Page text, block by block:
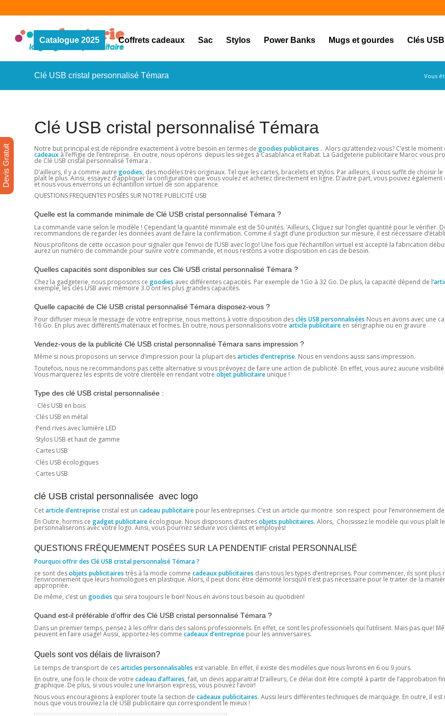
Catalogue 2025 Coffrets cadeaux Sac Stylos Power Banks Mugs et gourdes Clés USB
Clé USB cristal personnalisé Témara Vous
Clé USB cristal personnalisé Témara
Notre but principal est de répondre exactement à votre besoin en termes de goodies publicitaires . Alors qu’attendez-vous? C’est le
cadeaux à l’effigie de l’entreprise. En outre, nous opérons depuis les sièges à Casablanca et Rabat. La Gadgeterie publicitaire Maroc vous
de Clé USB cristal personnalisé Témara .
D’ailleurs, il y a comme autre goodies, des modèles très originaux. Tel que les cartes, bracelets et stylos. Par ailleurs, il vous suffit de choisir
plaît le plus. Ainsi, essayez d’appliquer la configuration que vous voulez et achetez directement en ligne. D’autre part, vous pouvez
et nous vous enverrons un échantillon virtuel de son apparence.
QUESTIONS FREQUENTES POSÉES SUR NOTRE PUBLICITÉ USB
Quelle est la commande minimale de Clé USB cristal personnalisé Témara ?
La commande varie selon le modèle ! Cependant la quantité minimale est de 50 unités. ‘Ailleurs, Cliquez sur l’onglet quantité pour le vérifier.
recommandons de regarder les données avant de faire la confirmation. Comme il s’agit d’une production sur mesure, il est nécessaire
Nous profitons de cette occasion pour signaler que l’envoi de l’USB avec logo! Une fois que l’échantillon virtuel est accepté la fabrication
aurez un numéro de commande pour suivre votre commande, et nous restons a votre disposition en cas de besoin.
Quelles capacités sont disponibles sur ces Clé USB cristal personnalisé Témara ?
Chez la gadgeterie, nous proposons ce goodies avec différentes capacités. Par exemple de 1Go à 32 ​​Go. De plus, la capacité dépend de l
exemple, les clés USB avec mémoire 3.0 ont les plus grandes capacités.
Quelle capacité de Clé USB cristal personnalisé Témara disposez-vous ?
Pour diffuser mieux le message de votre entreprise, nous mettons à votre disposition desclés USB personnalisées Nous en avons avec une
16 Go. En plus avec différents matériaux et formes. En outre, nous personnalisons votre article publicitaire en sérigraphie ou en gravure
Vendez-vous de la publicité Clé USB cristal personnalisé Témara sans impression ?
Même si nous proposons un service d’impression pour la plupart desarticles d’entreprise. Nous en vendons aussi sans impression.
Toutefois, nous ne recommandons pas cette alternative si vous prévoyez de faire une action de publicité. En effet, vous aurez aucune visibilité
Vous marquerez les esprits de votre clientèle en rendant votre objet publicitaire unique !
Type des clé USB cristal personnalisée :
· Clés USB en bois
·Clés USB en métal
·Pend rives avec lumière LED
·Stylos USB et haut de gamme
·Cartes USB
·Clés USB écologiques
·Cartes USB
clé USB cristal personnalisée avec logo
Cetarticle d’entreprise cristal est un cadeau publicitaire pour les entreprises. C’est un article qui montre son respect pour l’environnement
En Outre, hormis ce gadget publicitaire écologique. Nous disposons d’autresobjets publicitaires. Alors, Choisissez le modèle qui vous plaît
personnaliserons avec votre logo. Ainsi, vous pourriez séduire vos clients et employés!
QUESTIONS FRÉQUEMMENT POSÉES SUR LA PENDENTIF cristal PERSONNALISÉ
Pourquoi offrir des Clé USB cristal personnalisé Témara ?
ce sont desobjets publicitaires très à la mode comme cadeaux publicitaires dans tous les types d’entreprises. Pour commencer, ils sont plus
l’environnement que leurs homologues en plastique. Alors, il peut donc être démonté lorsqu’il n’est pas nécessaire pour le traiter de la
appropriée.
De même, c’est un goodies qui sera toujours le bon! Nous en avons tous besoin au quotidien!
Quand est-il préférable d’offrir des Clé USB cristal personnalisé Témara ?
Dans un premier temps, pensez à les offrir dans des salons professionnels. En effet, ce sont les professionnels qui l’utilisent. Mais pas que!
peuvent en faire usage! Aussi, apportez-les comme cadeaux d’entreprise pour les anniversaires.
Quels sont vos délais de livraison?
Le temps de transport de cesarticles personnalisables est variable. En effet, il existe des modèles que nous livrons en 6 ou 9 jours.
En outre, une fois le choix de votre cadeau d’affaires, fait, un devis apparaitra! D’ailleurs, Ce délai doit être compté à partir de l’approbation
graphique. De plus, si vous voulez une livraison express, vous pouvez l’avoir!
Nous vous encourageons à explorer toute la section de cadeaux publicitaires. Aussi leurs différentes techniques de marquage. En outre, Il
nous que vous trouviez la clé USB publicitaire qui correspondent le mieux !
Devis Gratuit